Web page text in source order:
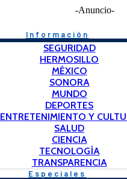
-Anuncio-
Información
SEGURIDAD
HERMOSILLO
MÉXICO
SONORA
MUNDO
DEPORTES
ENTRETENIMIENTO Y
SALUD
CIENCIA
TECNOLOGÍA
TRANSPARENCIA
Especiales